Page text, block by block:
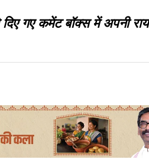
गए कमेंट बॉक्स में अपनी राय